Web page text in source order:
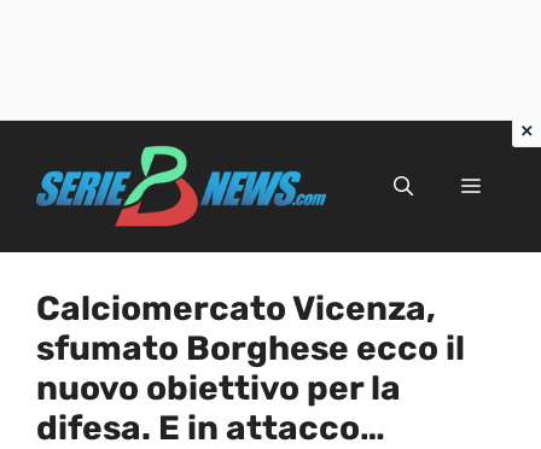
Menu
Calciomercato Vicenza,
sfumato Borghese ecco il
nuovo obiettivo per la
difesa. E in attacco…